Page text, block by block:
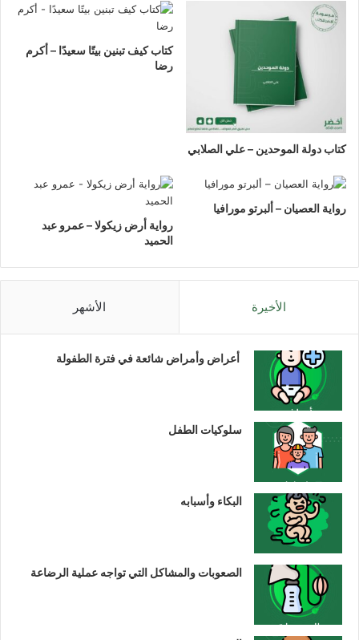
كتاب دولة الموحدين – علي الصلابي
كتاب كيف تبنين بيتًا سعيدًا – أكرم
رضا
رواية العصيان – ألبرتو مورافيا
رواية أرض زيكولا – عمرو عبد
الحميد
الأخيرة الأشهر
أعراض وأمراض شائعة في فترة الطفولة
سلوكيات الطفل
البكاء وأسبابه
الصعوبات والمشاكل التي تواجه عملية الرضاعة